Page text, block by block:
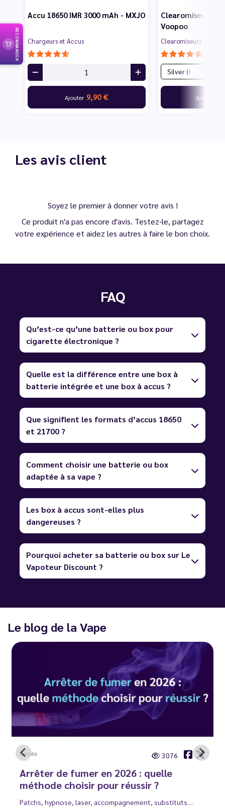
Accu 18650 IMR 3000 mAh - MXJO
Chargeurs et Accus
Ajouter 9,90 €
Clearomiseur
Voopoo
Clearomiseurs
Ajouter
Les avis client
Soyez le premier à donner votre avis !
Ce produit n'a pas encore d'avis. Testez-le, partagez
votre expérience et aidez les autres à faire le bon choix.
FAQ
Qu’est-ce qu’une batterie ou box pour
cigarette électronique ?
Quelle est la différence entre une box à
batterie intégrée et une box à accus ?
Que signifient les formats d’accus 18650
et 21700 ?
Comment choisir une batterie ou box
adaptée à sa vape ?
Les box à accus sont-elles plus
dangereuses ?
Pourquoi acheter sa batterie ou box sur Le
Vapoteur Discount ?
Le blog de la Vape
Carole 3076
Arrêter de fumer en 2026 : quelle
méthode choisir pour réussir ?
Patchs, hypnose, laser, accompagnement, substituts…
RECOMMANDER